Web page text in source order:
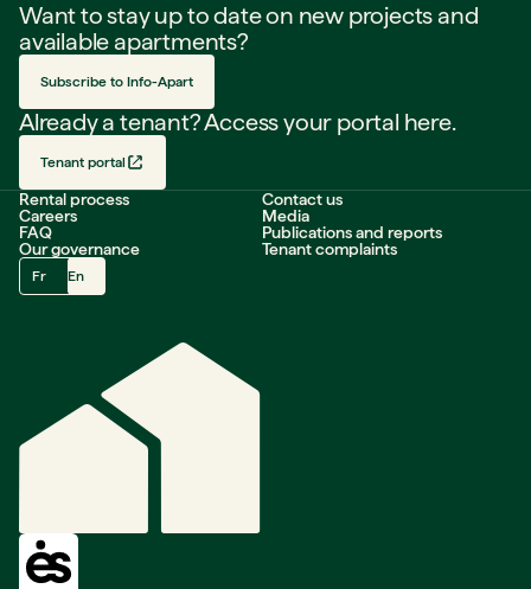
Rental process
Careers
FAQ
Our governance
Contact us
Media
Publications and reports
Tenant complaints
Fr En
Want to stay up to date on new projects and
available apartments?
Subscribe to Info-Apart
Already a tenant? Access your portal here.
Tenant portal